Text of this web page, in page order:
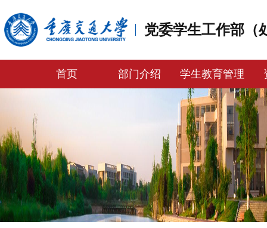
党委学生工作部（
首页 部门介绍 学生教育管理